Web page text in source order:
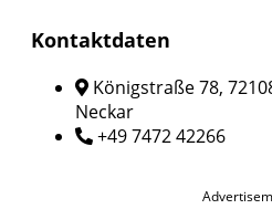
Kontaktdaten
Königstraße 78,
Neckar
+49 7472 42266